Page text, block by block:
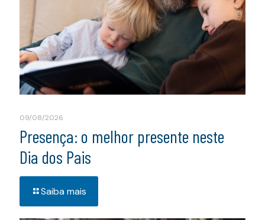
09/08/2026
Presença: o melhor presente neste
Dia dos Pais
Saiba mais